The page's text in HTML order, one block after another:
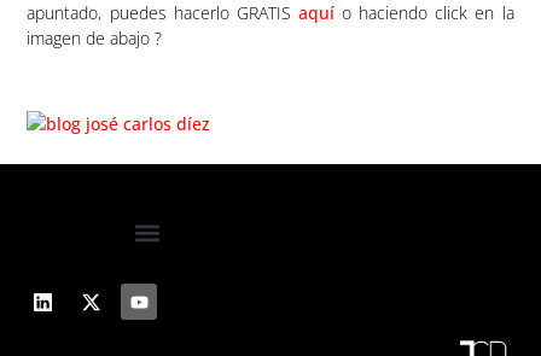
apuntado, puedes hacerlo GRATIS aquío haciendo click en la
imagen de abajo?